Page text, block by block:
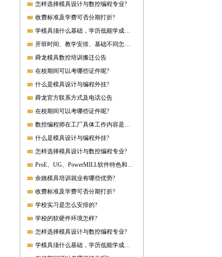
怎样选择模具设计与数控编程专业?
收费标准及学费可否分期打折?
学模具须什么基础，学历低能学成就业吗?
开班时间、教学安排、基础不同怎样开课?
舜龙模具数控培训搬迁公告
在校期间可以考哪些证件呢?
什么是模具设计与编程外挂?
舜龙官方联系方式及电话公告
在校期间可以考哪些证件呢?
数控编程师在工厂具体工作内容是什么?
什么是模具设计与编程外挂?
怎样选择模具设计与数控编程专业?
ProE、UG、PowerMILL软件特色和优势?
余姚模具培训就业有哪些优势?
收费标准及学费可否分期打折?
学校实习是怎么安排的?
学校的软硬件环境怎样?
怎样选择模具设计与数控编程专业?
学模具须什么基础，学历低能学成就业吗?